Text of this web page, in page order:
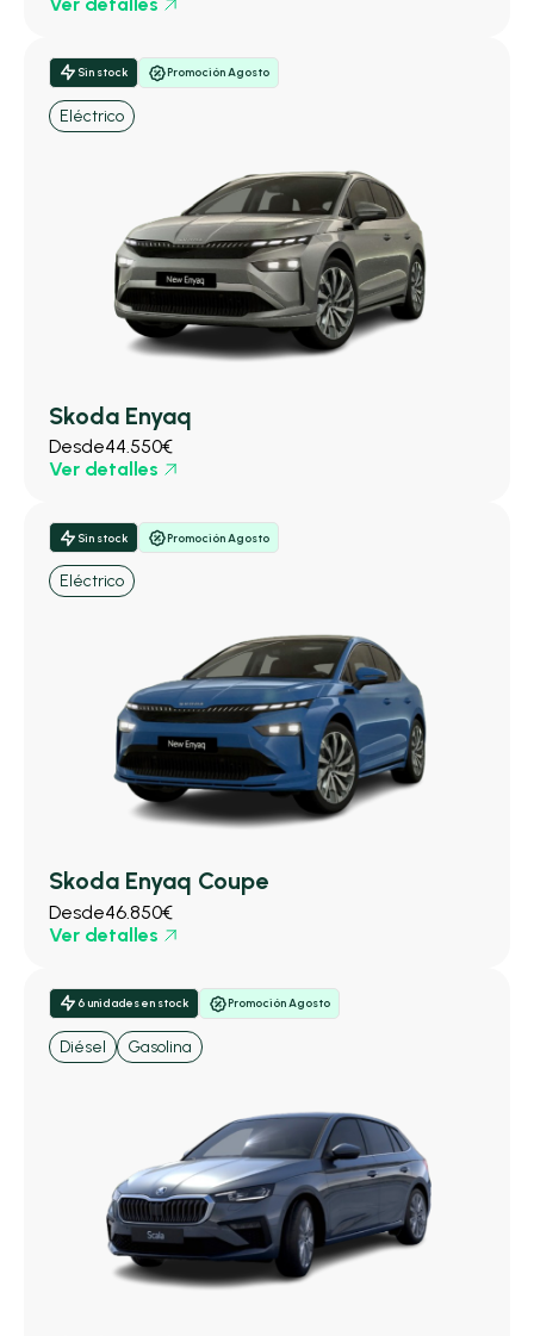
Sin stock Promoción Agosto
Eléctrico
Skoda Enyaq
Desde44.550€
Ver detalles
Sin stock Promoción Agosto
Eléctrico
Skoda Enyaq Coupe
Desde46.850€
Ver detalles
6 unidades en stock Promoción Agosto
Diésel Gasolina